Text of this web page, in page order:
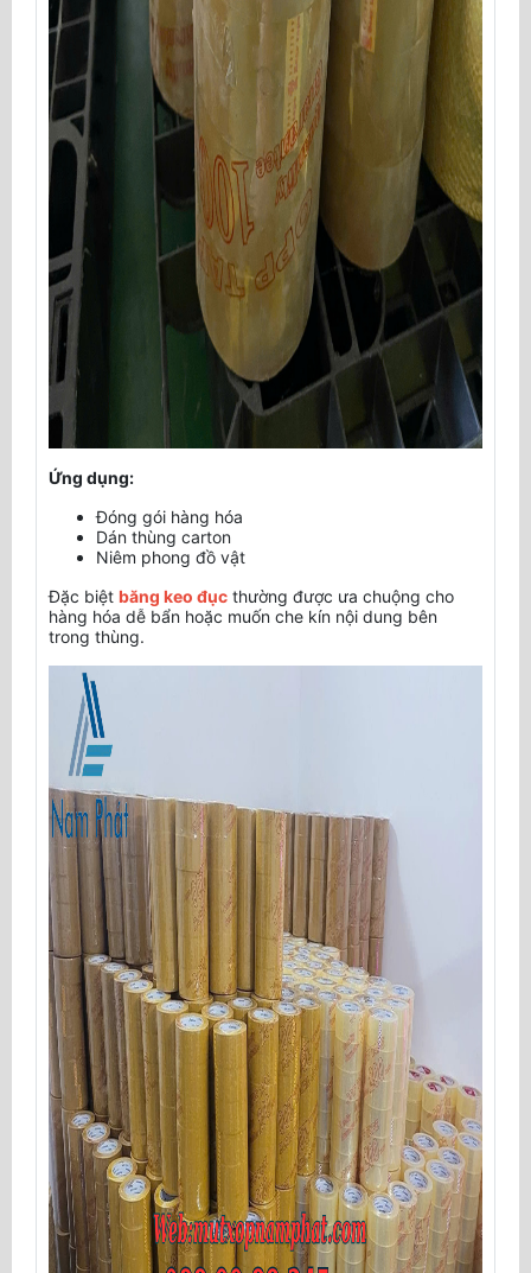
Ứng dụng:
Đóng gói hàng hóa
Dán thùng carton
Niêm phong đồ vật
Đặc biệt băng keo đục thường được ưa chuộng cho
hàng hóa dễ bẩn hoặc muốn che kín nội dung bên
trong thùng.